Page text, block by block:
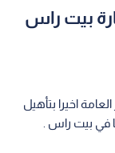
بيت راس
العامة اخيرا بتأهيل
في بيت راس .